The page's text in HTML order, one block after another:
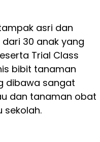
asri dan
30 anak yang
Trial Class
bibit tanaman
dibawa sangat
dan tanaman obat
sekolah.